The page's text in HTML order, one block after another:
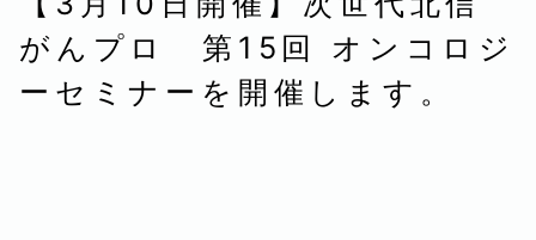
がんプロ 第15回 オンコロジ
ーセミナーを開催します。